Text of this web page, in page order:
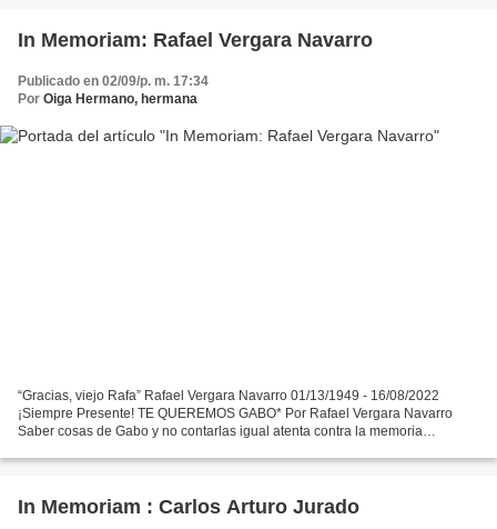
In Memoriam: Rafael Vergara Navarro
Publicado en 02/09/p. m. 17:34
Por Oiga Hermano, hermana
“Gracias, viejo Rafa” Rafael Vergara Navarro 01/13/1949 - 16/08/2022
¡Siempre Presente! TE QUEREMOS GABO* Por Rafael Vergara Navarro
Saber cosas de Gabo y no contarlas igual atenta contra la memoria
In Memoriam : Carlos Arturo Jurado